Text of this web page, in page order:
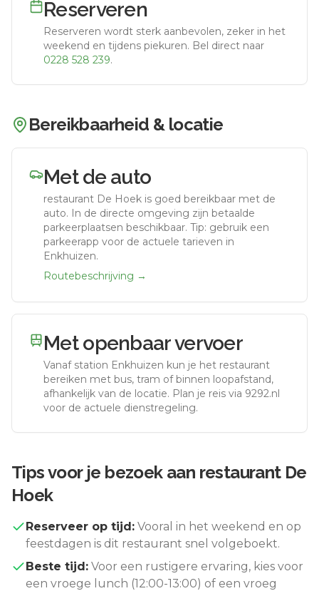
Reserveren
Reserveren wordt sterk aanbevolen, zeker in het
weekend en tijdens piekuren. Bel direct naar
0228 528 239.
Bereikbaarheid & locatie
Met de auto
restaurant De Hoek is goed bereikbaar met de
auto. In de directe omgeving zijn betaalde
parkeerplaatsen beschikbaar. Tip: gebruik een
parkeerapp voor de actuele tarieven in
Enkhuizen.
Routebeschrijving →
Met openbaar vervoer
Vanaf station Enkhuizen kun je het restaurant
bereiken met bus, tram of binnen loopafstand,
afhankelijk van de locatie. Plan je reis via 9292.nl
voor de actuele dienstregeling.
Tips voor je bezoek aan restaurant De
Hoek
Reserveer op tijd: Vooral in het weekend en op
feestdagen is dit restaurant snel volgeboekt.
Beste tijd: Voor een rustigere ervaring, kies voor
een vroege lunch (12:00-13:00) of een vroeg